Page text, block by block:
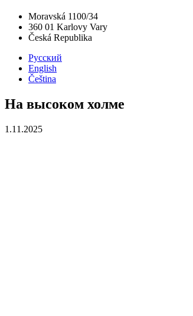
Moravská 1100/34
360 01 Karlovy Vary
Česká Republika
Русский
English
Čeština
На высоком холме
1.11.2025